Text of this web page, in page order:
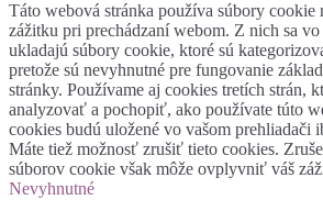
Táto webová stránka používa súbory cookie
zážitku pri prechádzaní webom. Z nich sa
ukladajú súbory cookie, ktoré sú
pretože sú nevyhnutné pre fungovanie
stránky. Používame aj cookies tretích strán,
analyzovať a pochopiť, ako používate túto
cookies budú uložené vo vašom prehliadači
Máte tiež možnosť zrušiť tieto cookies.
súborov cookie však môže ovplyvniť váš
Nevyhnutné